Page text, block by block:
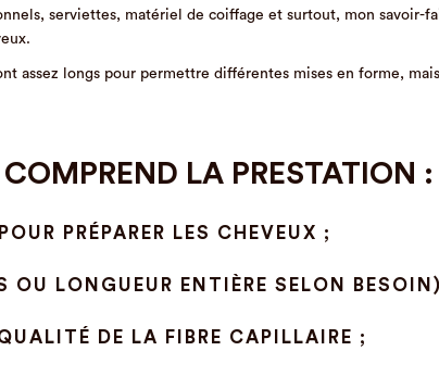
serviettes, matériel de coiffage et surtout, mon savoir-
assez longs pour permettre différentes mises en forme,
LA PRESTATION :
PRÉPARER LES CHEVEUX ;
LONGUEUR ENTIÈRE SELON
DE LA FIBRE CAPILLAIRE ;